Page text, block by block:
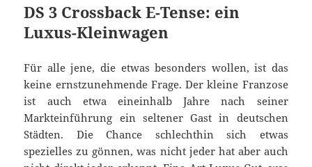
DS 3 Crossback E-Tense: ein
Luxus-Kleinwagen
Für alle jene, die etwas besonders wollen, ist das
keine ernstzunehmende Frage. Der kleine Franzose
ist auch etwa eineinhalb Jahre nach seiner
Markteinführung ein seltener Gast in deutschen
Städten. Die Chance schlechthin sich etwas
spezielles zu gönnen, was nicht jeder hat aber auch